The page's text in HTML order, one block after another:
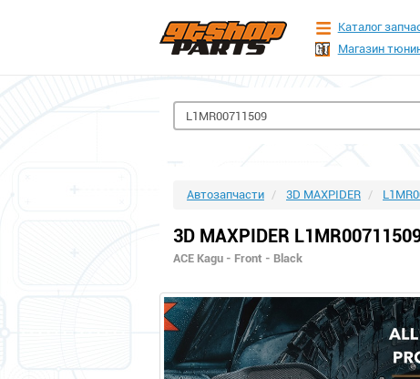
Каталог
Магазин
Автозапчасти 3D MAXPIDER
3D MAXPIDER
ACE Kagu - Front - Black